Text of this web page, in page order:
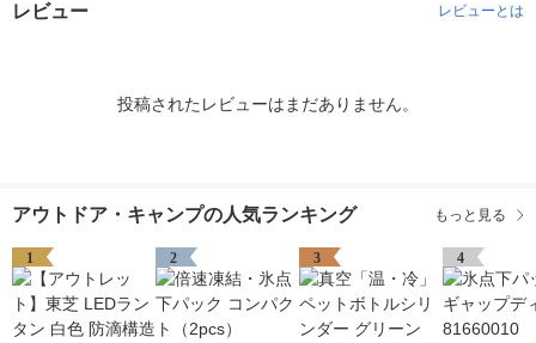
レビュー レビューとは
投稿されたレビューはまだありません。
アウトドア・キャンプの人気ランキング もっと見る
1 2 3 4